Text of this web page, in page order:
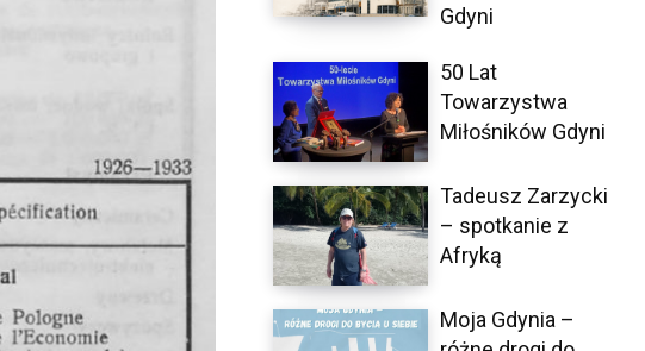
Gdyni
50 Lat
Towarzystwa
Miłośników Gdyni
Tadeusz Zarzycki
– spotkanie z
Afryką
Moja Gdynia –